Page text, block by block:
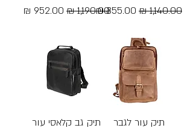
מחיר רגיל
מחיר מבצעמחיר רגיל
מחיר מבצע
תיק עור לגבר
תיק גב קלאסי עור